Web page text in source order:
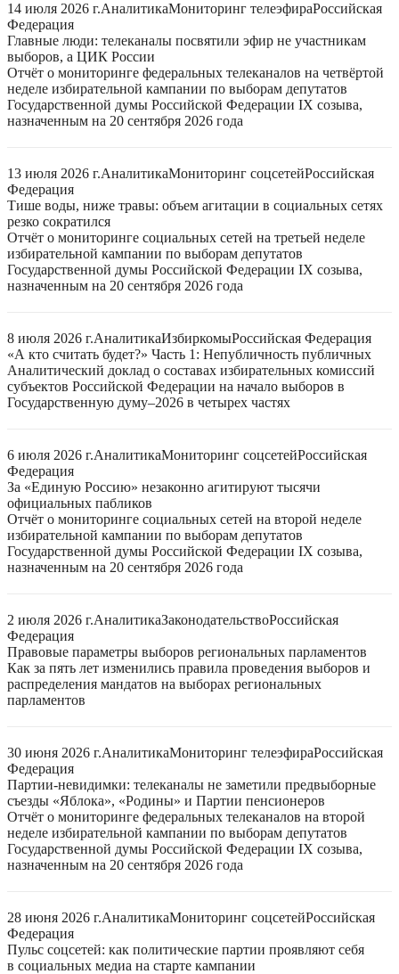
14 июля 2026 г.АналитикаМониторинг телеэфираРоссийская
Федерация
Главные люди: телеканалы посвятили эфир не участникам
выборов, а ЦИК России
Отчёт о мониторинге федеральных телеканалов на четвёртой
неделе избирательной кампании по выборам депутатов
Государственной думы Российской Федерации IX созыва,
назначенным на 20 сентября 2026 года
13 июля 2026 г.АналитикаМониторинг соцсетейРоссийская
Федерация
Тише воды, ниже травы: объем агитации в социальных сетях
резко сократился
Отчёт о мониторинге социальных сетей на третьей неделе
избирательной кампании по выборам депутатов
Государственной думы Российской Федерации IX созыва,
назначенным на 20 сентября 2026 года
8 июля 2026 г.АналитикаИзбиркомыРоссийская Федерация
«А кто считать будет?» Часть 1: Непубличность публичных
Аналитический доклад о составах избирательных комиссий
субъектов Российской Федерации на начало выборов в
Государственную думу–2026 в четырех частях
6 июля 2026 г.АналитикаМониторинг соцсетейРоссийская
Федерация
За «Единую Россию» незаконно агитируют тысячи
официальных пабликов
Отчёт о мониторинге социальных сетей на второй неделе
избирательной кампании по выборам депутатов
Государственной думы Российской Федерации IX созыва,
назначенным на 20 сентября 2026 года
2 июля 2026 г.АналитикаЗаконодательствоРоссийская
Федерация
Правовые параметры выборов региональных парламентов
Как за пять лет изменились правила проведения выборов и
распределения мандатов на выборах региональных
парламентов
30 июня 2026 г.АналитикаМониторинг телеэфираРоссийская
Федерация
Партии-невидимки: телеканалы не заметили предвыборные
съезды «Яблока», «Родины» и Партии пенсионеров
Отчёт о мониторинге федеральных телеканалов на второй
неделе избирательной кампании по выборам депутатов
Государственной думы Российской Федерации IX созыва,
назначенным на 20 сентября 2026 года
28 июня 2026 г.АналитикаМониторинг соцсетейРоссийская
Федерация
Пульс соцсетей: как политические партии проявляют себя
в социальных медиа на старте кампании